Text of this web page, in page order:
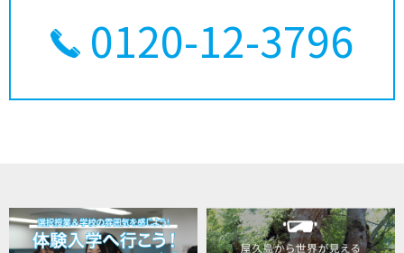
0120-12-3796